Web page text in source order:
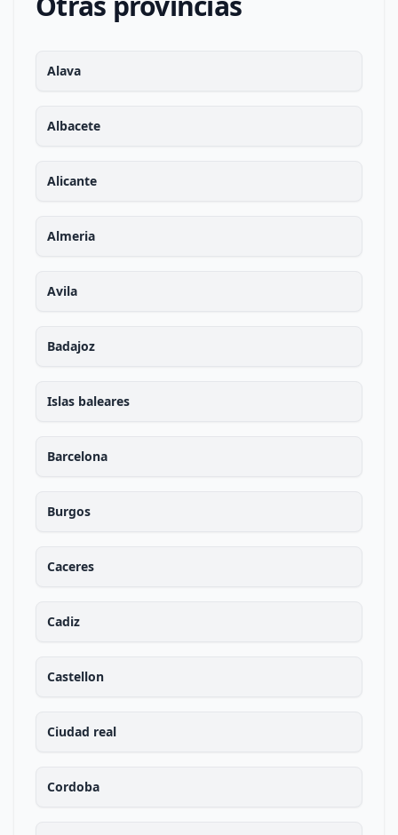
Alava
Albacete
Alicante
Almeria
Avila
Badajoz
Islas baleares
Barcelona
Burgos
Caceres
Cadiz
Castellon
Ciudad real
Cordoba